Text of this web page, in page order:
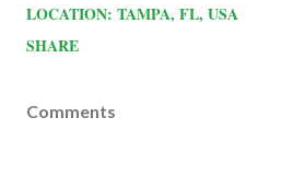
LOCATION: TAMPA, FL, USA
SHARE
Comments